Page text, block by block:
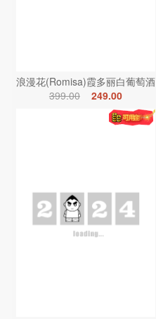
浪漫花(Romisa)霞多丽白葡萄酒
399.00
249.00